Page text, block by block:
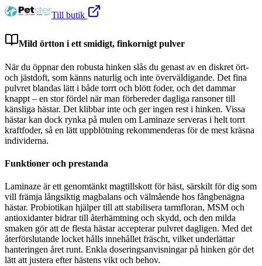
Till butik
Mild örtton i ett smidigt, finkornigt pulver
När du öppnar den robusta hinken slås du genast av en diskret ört-
och jästdoft, som känns naturlig och inte överväldigande. Det fina
pulvret blandas lätt i både torrt och blött foder, och det dammar
knappt – en stor fördel när man förbereder dagliga ransoner till
känsliga hästar. Det klibbar inte och ger ingen rest i hinken. Vissa
hästar kan dock rynka på mulen om Laminaze serveras i helt torrt
kraftfoder, så en lätt uppblötning rekommenderas för de mest kräsna
individerna.
Funktioner och prestanda
Laminaze är ett genomtänkt magtillskott för häst, särskilt för dig som
vill främja långsiktig magbalans och välmående hos fångbenägna
hästar. Probiotikan hjälper till att stabilisera tarmfloran, MSM och
antioxidanter bidrar till återhämtning och skydd, och den milda
smaken gör att de flesta hästar accepterar pulvret dagligen. Med det
återförslutande locket hålls innehållet fräscht, vilket underlättar
hanteringen året runt. Enkla doseringsanvisningar på hinken gör det
lätt att justera efter hästens vikt och behov.